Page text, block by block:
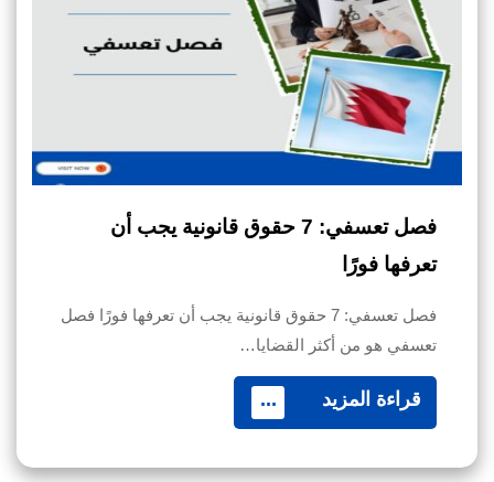
فصل تعسفي: 7 حقوق قانونية يجب أن
تعرفها فورًا
فصل تعسفي: 7 حقوق قانونية يجب أن تعرفها فورًا فصل
تعسفي هو من أكثر القضايا…
قراءة المزيد ...